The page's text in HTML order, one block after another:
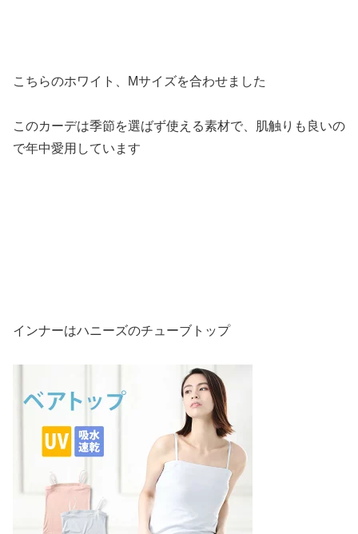
こちらのホワイト、Mサイズを合わせました
このカーデは季節を選ばず使える素材で、肌触りも良いの
で年中愛用しています
インナーはハニーズのチューブトップ